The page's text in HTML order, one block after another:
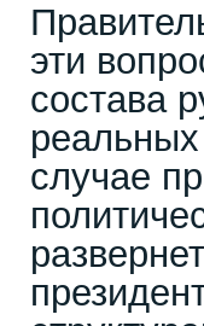
эти
состава
случае